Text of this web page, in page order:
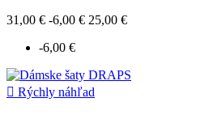
31,00 € -6,00 € 25,00 €
-6,00 €
 Rýchly náhľad